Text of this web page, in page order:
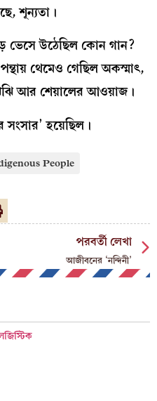
শূন্যতা।
ভেসে উঠেছিল কোন গান?
থেমেও গেছিল অকস্মাৎ,
আর শেয়ালের আওয়াজ।
সংসার’ হয়েছিল।
People
পরবর্তী লেখা
আজীবনের ‘নন্দিনী’